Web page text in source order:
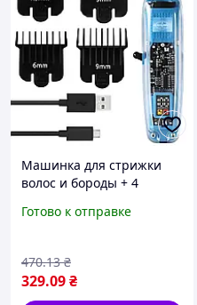
Машинка для стрижки
волос и бороды + 4
GM8007 / Беспроводной
Готово к отправке
329.09₴
470.13 ₴